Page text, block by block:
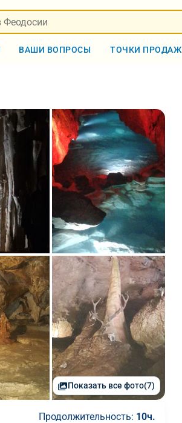
ВАШИ ВОПРОСЫ ТОЧКИ ПРОДАЖ
Показать все фото(7)
Продолжительность: 10ч.